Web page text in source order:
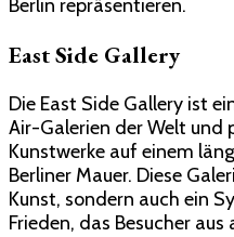
Berlin repräsentieren.
East Side Gallery
Die East Side Gallery ist
Air-Galerien der Welt und
Kunstwerke auf einem
Berliner Mauer. Diese
Kunst, sondern auch ein
Frieden, das Besucher